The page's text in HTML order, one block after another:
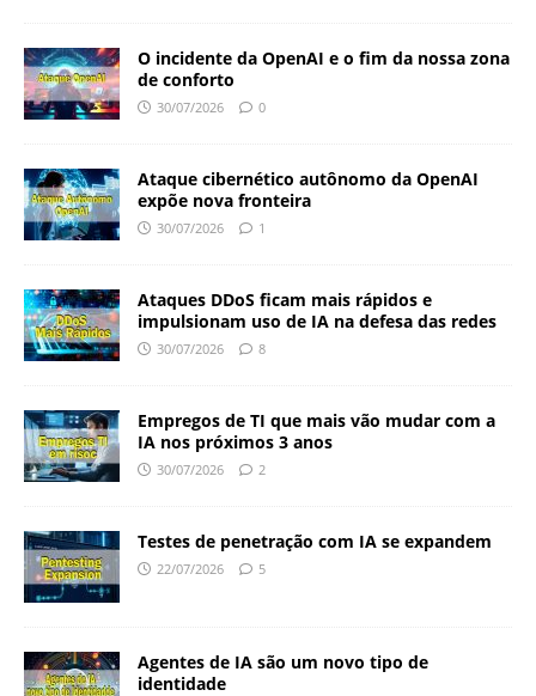
O incidente da OpenAI e o fim da nossa zona
de conforto
30/07/2026 0
Ataque cibernético autônomo da OpenAI
expõe nova fronteira
30/07/2026 1
Ataques DDoS ficam mais rápidos e
impulsionam uso de IA na defesa das redes
30/07/2026 8
Empregos de TI que mais vão mudar com a
IA nos próximos 3 anos
30/07/2026 2
Testes de penetração com IA se expandem
22/07/2026 5
Agentes de IA são um novo tipo de
identidade